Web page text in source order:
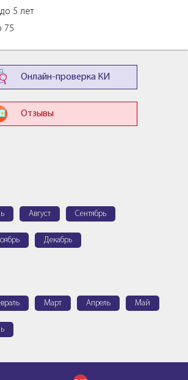
5 лет
75
Онлайн-проверка КИ
Отзывы
Август Сентябрь
Декабрь
Март Апрель Май